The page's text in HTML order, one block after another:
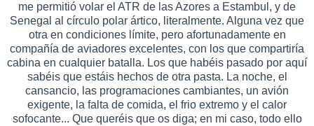
me permitió volar el ATR de las Azores a Estambul, y de
Senegal al círculo polar ártico, literalmente. Alguna vez que
otra en condiciones límite, pero afortunadamente en
compañía de aviadores excelentes, con los que compartiría
cabina en cualquier batalla. Los que habéis pasado por aquí
sabéis que estáis hechos de otra pasta. La noche, el
cansancio, las programaciones cambiantes, un avión
exigente, la falta de comida, el frio extremo y el calor
sofocante... Que queréis que os diga; en mi caso, todo ello